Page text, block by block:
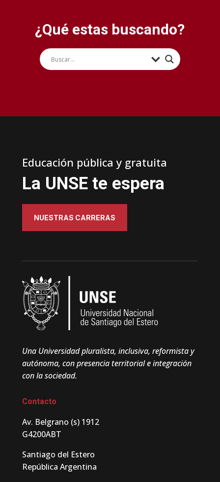
¿Qué estas buscando?
Educación pública y gratuita
La UNSE te espera
NUESTRAS CARRERAS
Una Universidad pluralista, inclusiva, reformista y
autónoma, con presencia territorial e integración
con la sociedad.
Contacto
Av. Belgrano (s) 1912
G4200ABT
Santiago del Estero
República Argentina